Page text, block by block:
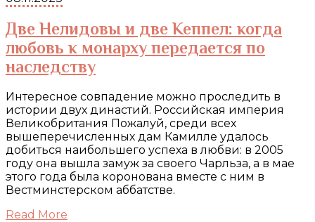
Две Нелидовы и две Кеппел: когда
любовь к монарху передается по
наследству
Интересное совпадение можно проследить в
истории двух династий. Российская империя
Великобритания Пожалуй, среди всех
вышеперечисленных дам Камилле удалось
добиться наибольшего успеха в любви: в 2005
году она вышла замуж за своего Чарльза, а в мае
этого года была коронована вместе с ним в
Вестминстерском аббатстве.
Read More